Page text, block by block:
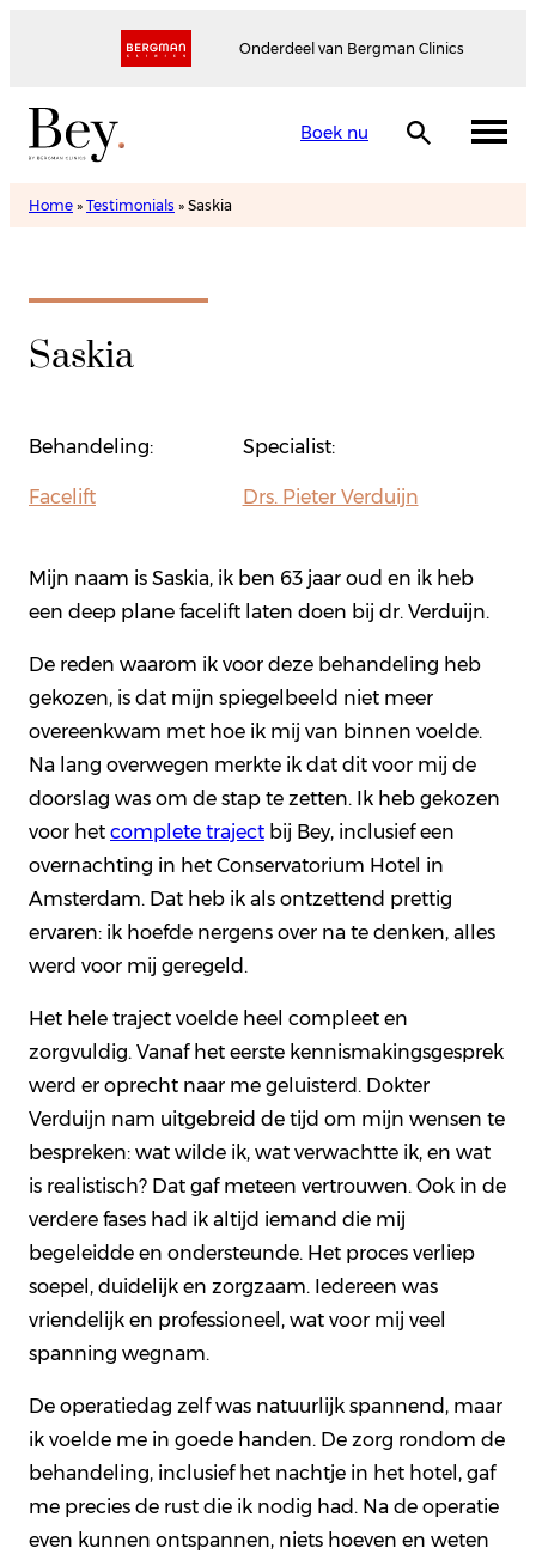
Onderdeel van Bergman Clinics
Boek nu
Home » Testimonials » Saskia
Saskia
Behandeling:
Facelift
Specialist:
Drs. Pieter Verduijn
Mijn naam is Saskia, ik ben 63 jaar oud en ik heb
een deep plane facelift laten doen bij dr. Verduijn.
De reden waarom ik voor deze behandeling heb
gekozen, is dat mijn spiegelbeeld niet meer
overeenkwam met hoe ik mij van binnen voelde.
Na lang overwegen merkte ik dat dit voor mij de
doorslag was om de stap te zetten. Ik heb gekozen
voor het complete traject bij Bey, inclusief een
overnachting in het Conservatorium Hotel in
Amsterdam. Dat heb ik als ontzettend prettig
ervaren: ik hoefde nergens over na te denken, alles
werd voor mij geregeld.
Het hele traject voelde heel compleet en
zorgvuldig. Vanaf het eerste kennismakingsgesprek
werd er oprecht naar me geluisterd. Dokter
Verduijn nam uitgebreid de tijd om mijn wensen te
bespreken: wat wilde ik, wat verwachtte ik, en wat
is realistisch? Dat gaf meteen vertrouwen. Ook in de
verdere fases had ik altijd iemand die mij
begeleidde en ondersteunde. Het proces verliep
soepel, duidelijk en zorgzaam. Iedereen was
vriendelijk en professioneel, wat voor mij veel
spanning wegnam.
De operatiedag zelf was natuurlijk spannend, maar
ik voelde me in goede handen. De zorg rondom de
behandeling, inclusief het nachtje in het hotel, gaf
me precies de rust die ik nodig had. Na de operatie
even kunnen ontspannen, niets hoeven en weten